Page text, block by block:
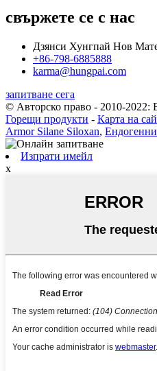
свържете се с нас
Дзянси Хунгпай Нов
+86-798-6885888
karma@hungpai.com
запитване сега
© Авторско право - 2010-2022:
Горещи продукти - Карта на
Armor Silane Siloxan,
Изпрати имейл
x